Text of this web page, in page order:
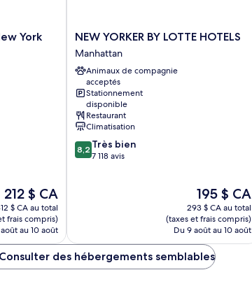
York
Le
prix
est
de
212 $ CA
212 $ CA
$ CA au total
frais compris)
au 10 août
NEW
YORKER
BY
LOTTE
HOTELS
Manhattan
NEW YORKER BY LOTTE HOTELS
Manhattan
Animaux de compagnie
acceptés
Stationnement
disponible
Restaurant
Climatisation
8.2
sur
8,2 Très bien
7 118 avis
Le
prix
est
de
195 $ CA
195 $ CA
293 $ CA au total
(taxes et frais compris)
Du 9 août au 10 août
Consulter des hébergements semblables